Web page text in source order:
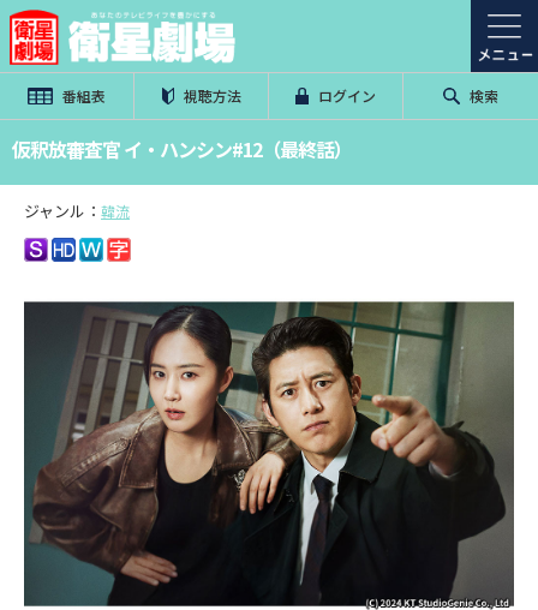
番組表 視聴方法 ログイン 検索
仮釈放審査官 イ・ハンシン#12（最終話）
ジャンル： 韓流